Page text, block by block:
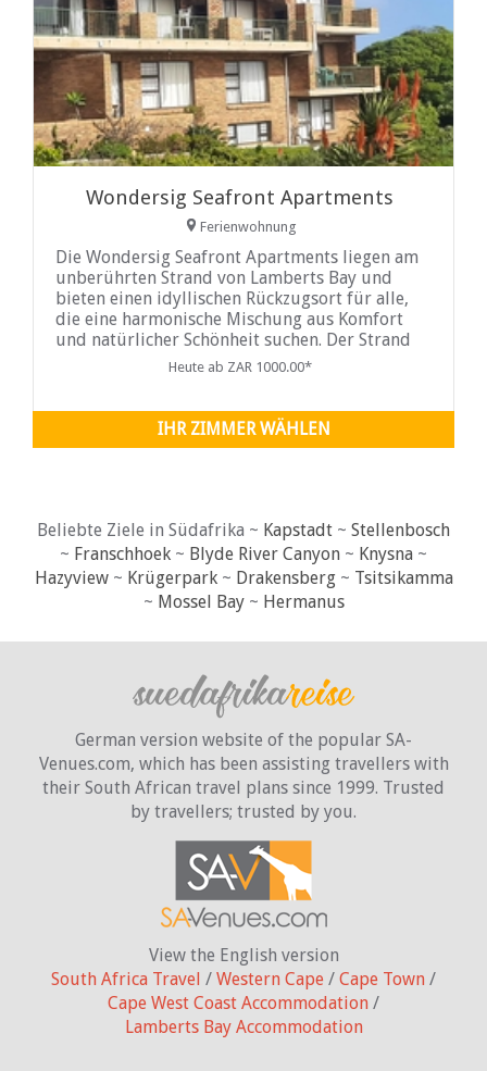
Wondersig Seafront Apartments
Ferienwohnung
Die Wondersig Seafront Apartments liegen am
unberührten Strand von Lamberts Bay und
bieten einen idyllischen Rückzugsort für alle,
die eine harmonische Mischung aus Komfort
und natürlicher Schönheit suchen. Der Strand
ist nur einen kurzen Spaziergang vom Gebäude
Heute ab ZAR 1000.00*
IHR ZIMMER WÄHLEN
Beliebte Ziele in Südafrika ~ Kapstadt ~ Stellenbosch
~ Franschhoek ~ Blyde River Canyon ~ Knysna ~
Hazyview~ Krügerpark~ Drakensberg~ Tsitsikamma
~ Mossel Bay~ Hermanus
German version website of the popular SA-
Venues.com, which has been assisting travellers with
their South African travel plans since 1999. Trusted
by travellers; trusted by you.
View the English version
South Africa Travel / Western Cape / Cape Town /
Cape West Coast Accommodation /
Lamberts Bay Accommodation